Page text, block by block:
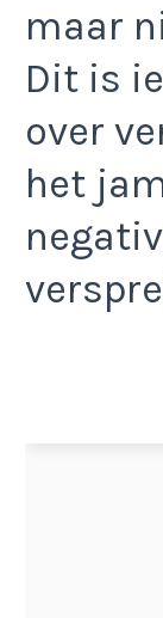
maar
Dit is
over
het